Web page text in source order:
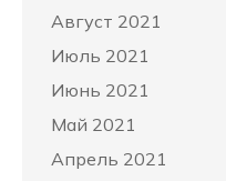
Август 2021
Июль 2021
Июнь 2021
Май 2021
Апрель 2021